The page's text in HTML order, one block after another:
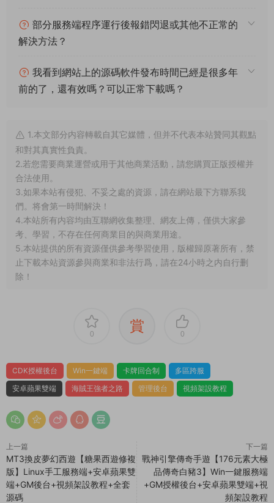
部分服務端程序運行後報錯閃退或其他不正常的
解決方法？
我看到網站上的源碼軟件發布時間已經是很多年
前的了，還有效嗎？可以正常下載嗎？
1.本文部分内容轉載自其它媒體，但并不代表本站贊同其觀點
和對其真實性負責。
2.若您需要商業運營或用于其他商業活動，請您購買正版授權并
合法使用。
3.如果本站有侵犯、不妥之處的資源，請在網站最下方聯系我
們。将會第一時間解決！
4.本站所有内容均由互聯網收集整理、網友上傳，僅供大家參
考、學習，不存在任何商業目的與商業用途。
5.本站提供的所有資源僅供參考學習使用，版權歸原著所有，禁
止下載本站資源參與商業和非法行爲，請在24小時之内自行删
除！
0 賞 0
CDK授權後台 Win一鍵端 卡牌回合制
多區跨服
安卓蘋果雙端
海賊王強者之路 管理後台 視頻架設教程
上一篇
MT3換皮夢幻西遊【糖果西遊修複
版】Linux手工服務端+安卓蘋果雙
端+GM後台+視頻架設教程+全套
源碼
下一篇
戰神引擎傳奇手遊【176元素大極
品傳奇白豬3】Win一鍵服務端
+GM授權後台+安卓蘋果雙端+視
頻架設教程